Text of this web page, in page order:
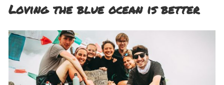
Loving the blue ocean is better